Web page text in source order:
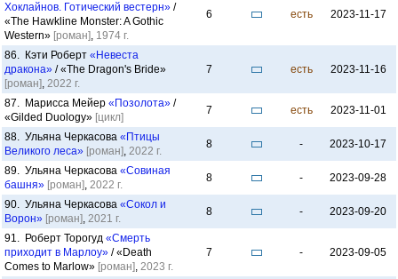
Хоклайнов. Готический вестерн» /
«The Hawkline Monster: A Gothic
Western» [роман], 1974 г.
6 есть 2023-11-17
86. Кэти Роберт «Невеста
дракона» / «The Dragon's Bride»
[роман], 2022 г.
7 есть 2023-11-16
87. Марисса Мейер «Позолота» /
«Gilded Duology» [цикл]
7 есть 2023-11-01
88. Ульяна Черкасова «Птицы
Великого леса» [роман], 2022 г.
8 - 2023-10-17
89. Ульяна Черкасова «Совиная
башня» [роман], 2022 г.
8 - 2023-09-28
90. Ульяна Черкасова «Сокол и
Ворон» [роман], 2021 г.
8 - 2023-09-20
91. Роберт Торогуд «Смерть
приходит в Марлоу» / «Death
Comes to Marlow» [роман], 2023 г.
7 - 2023-09-05